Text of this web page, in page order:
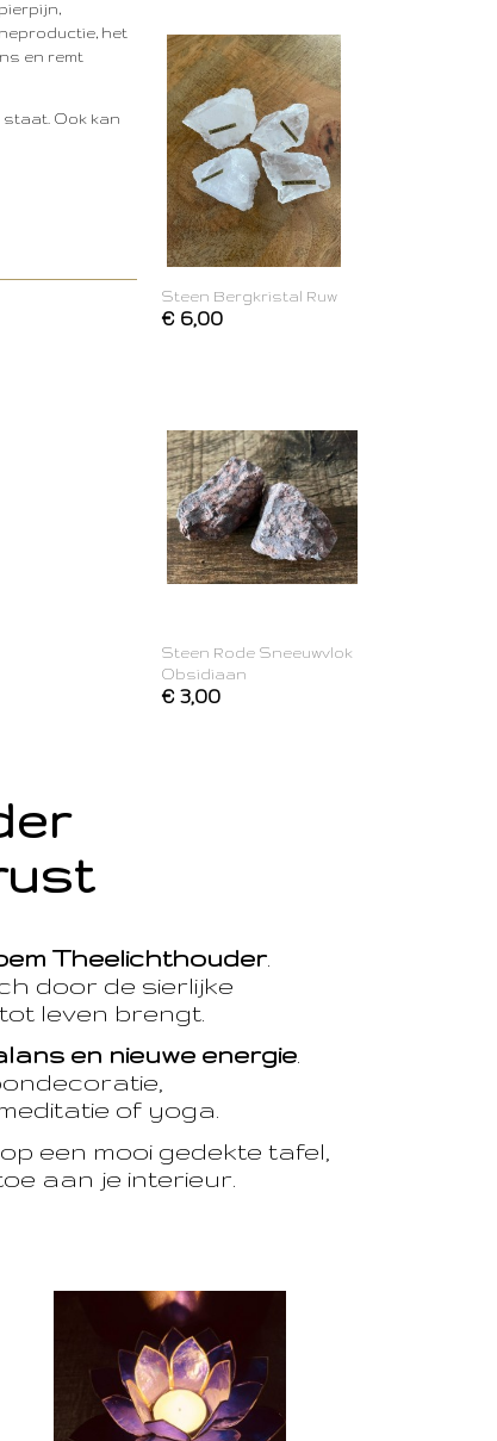
het
en remt
Ook kan
Steen Bergkristal Ruw
€ 6,00
Steen Rode Sneeuwvlok
Obsidiaan
€ 3,00
Theelichthouder.
door de sierlijke
leven brengt.
en nieuwe energie.
of yoga.
een mooi gedekte tafel,
aan je interieur.